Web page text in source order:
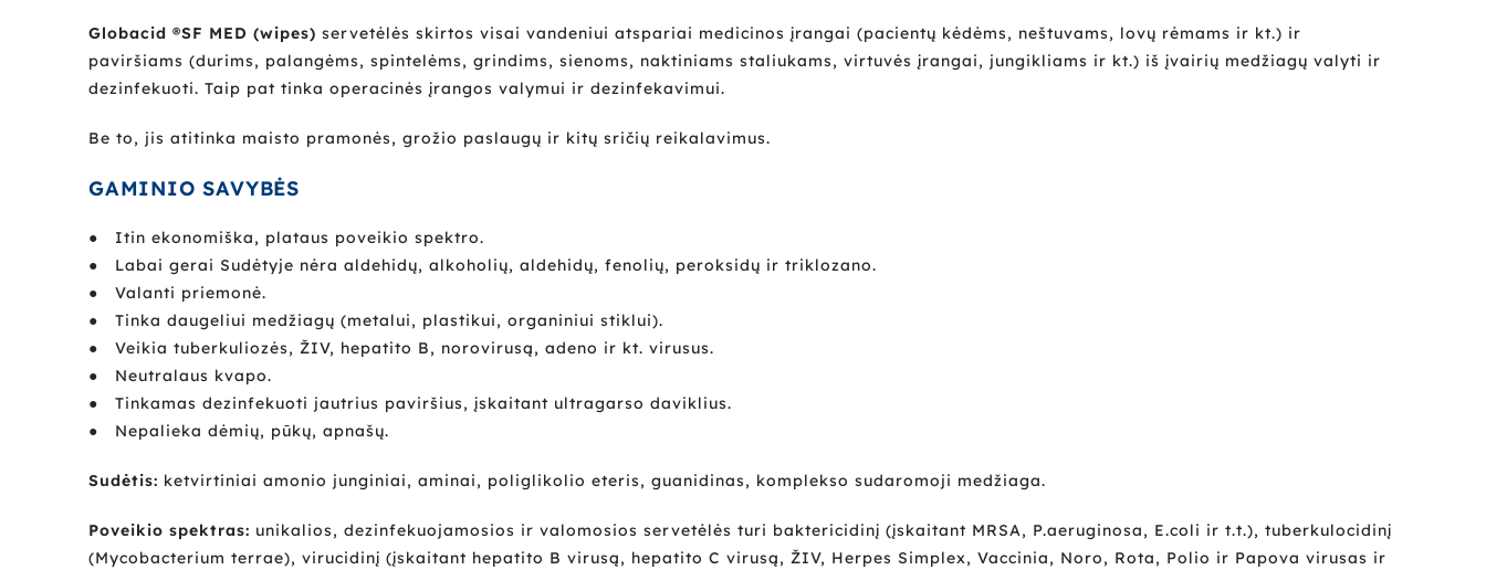
Globacid ®SF MED (wipes) servetėlės ​​skirtos visai vandeniui atspariai medicinos įrangai (pacientų kėdėms, neštuvams, lovų rėmams ir kt.) ir
paviršiams (durims, palangėms, spintelėms, grindims, sienoms, naktiniams staliukams, virtuvės įrangai, jungikliams ir kt.) iš įvairių medžiagų valyti ir
dezinfekuoti. Taip pat tinka operacinės įrangos valymui ir dezinfekavimui.
Be to, jis atitinka maisto pramonės, grožio paslaugų ir kitų sričių reikalavimus.
GAMINIO SAVYBĖS
● Itin ekonomiška, plataus poveikio spektro.
● Labai gerai Sudėtyje nėra aldehidų, alkoholių, aldehidų, fenolių, peroksidų ir triklozano.
● Valanti priemonė.
● Tinka daugeliui medžiagų (metalui, plastikui, organiniui stiklui).
● Veikia tuberkuliozės, ŽIV, hepatito B, norovirusą, adeno ir kt. virusus.
● Neutralaus kvapo.
● Tinkamas dezinfekuoti jautrius paviršius, įskaitant ultragarso daviklius.
● Nepalieka dėmių, pūkų, apnašų.
Sudėtis: ketvirtiniai amonio junginiai, aminai, poliglikolio eteris, guanidinas, komplekso sudaromoji medžiaga.
Poveikio spektras: unikalios, dezinfekuojamosios ir valomosios servetėlės turi baktericidinį (įskaitant MRSA, P.aeruginosa, E.coli ir t.t.), tuberkulocidinį
(Mycobacterium terrae), virucidinį (įskaitant hepatito B virusą, hepatito C virusą, ŽIV, Herpes Simplex, Vaccinia, Noro, Rota, Polio ir Papova virusas ir